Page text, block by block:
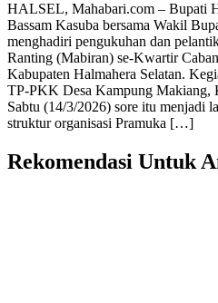
HALSEL, Mahabari.com – Bupati
Bassam Kasuba bersama Wakil
menghadiri pengukuhan dan
Ranting (Mabiran) se-Kwartir
Kabupaten Halmahera Selatan.
TP-PKK Desa Kampung Makiang,
Sabtu (14/3/2026) sore itu menjadi
struktur organisasi Pramuka […]
Rekomendasi Untuk